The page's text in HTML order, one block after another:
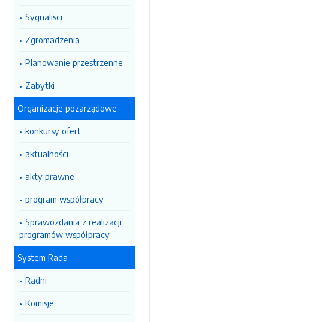
Sygnalisci
Zgromadzenia
Planowanie przestrzenne
Zabytki
Organizacje pozarządowe
konkursy ofert
aktualności
akty prawne
program współpracy
Sprawozdania z realizacji
programów współpracy
System Rada
Radni
Komisje